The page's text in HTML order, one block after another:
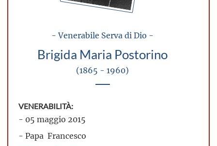
- Venerabile Serva di Dio -
Brigida Maria Postorino
(1865 - 1960)
VENERABILITÀ:
- 05 maggio 2015
- Papa Francesco